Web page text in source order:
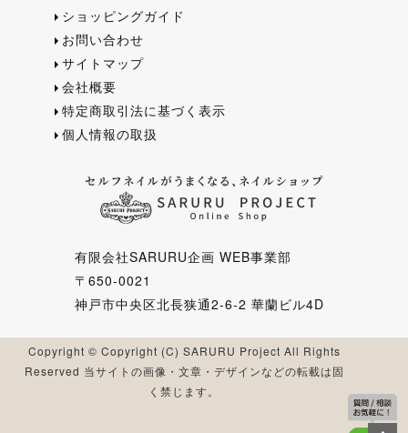
有限会社SARURU企画 WEB事業部
〒650-0021
神戸市中央区北長狭通2-6-2 華蘭ビル4D
ショッピングガイド
お問い合わせ
サイトマップ
会社概要
特定商取引法に基づく表示
個人情報の取扱
Copyright © Copyright (C) SARURU Project All Rights
Reserved 当サイトの画像・文章・デザインなどの転載は固
く禁じます。